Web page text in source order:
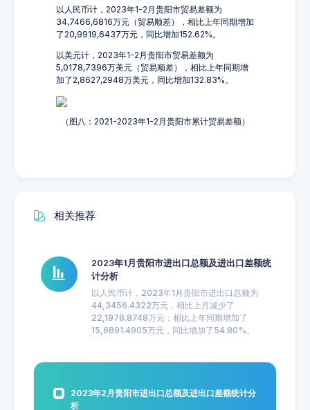
以人民币计，2023年1-2月贵阳市贸易差额为
34,7466,6816万元（贸易顺差），相比上年同期增加
了20,9919,6437万元，同比增加152.62%。
以美元计，2023年1-2月贵阳市贸易差额为
5,0178,7396万美元（贸易顺差），相比上年同期增
加了2,8627,2948万美元，同比增加132.83%。
（图八：2021-2023年1-2月贵阳市累计贸易差额）
相关推荐
2023年1月贵阳市进出口总额及进出口差额统
计分析
以人民币计，2023年1月贵阳市进出口总额为
44,3456.4322万元，相比上月减少了
22,1976.8748万元；相比上年同期增加了
15,6891.4905万元，同比增加了54.80%。
2023年2月贵阳市进出口总额及进出口差额统计分
析